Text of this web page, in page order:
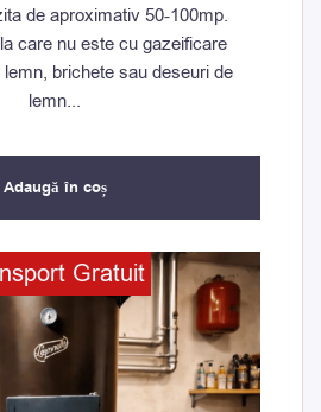
de aproximativ 50-100mp.
care nu este cu gazeificare
brichete sau deseuri de
lemn...
Adaugă în coș
Gratuit
Prețul
inițial
Prețul
curent
este:
10.500,00 lei.